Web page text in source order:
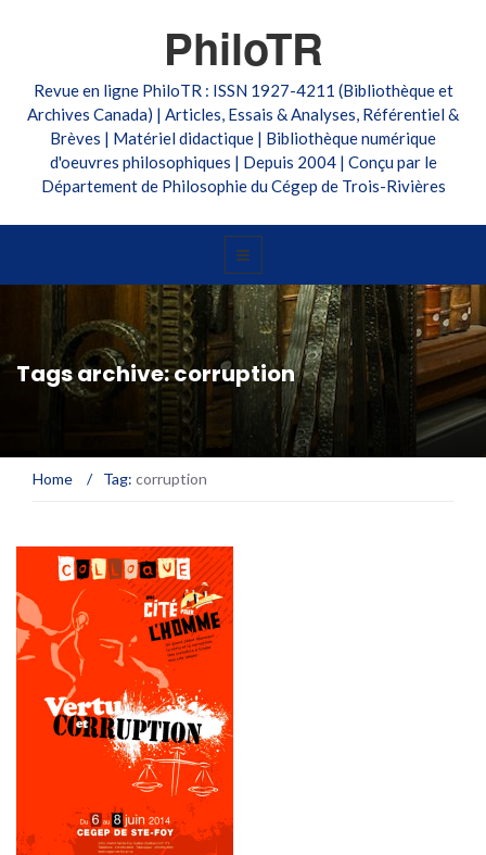
PhiloTR
Revue en ligne PhiloTR : ISSN 1927-4211 (Bibliothèque et
Archives Canada) | Articles, Essais & Analyses, Référentiel &
Brèves | Matériel didactique | Bibliothèque numérique
d'oeuvres philosophiques | Depuis 2004 | Conçu par le
Département de Philosophie du Cégep de Trois-Rivières
Tags archive: corruption
Home / Tag: corruption